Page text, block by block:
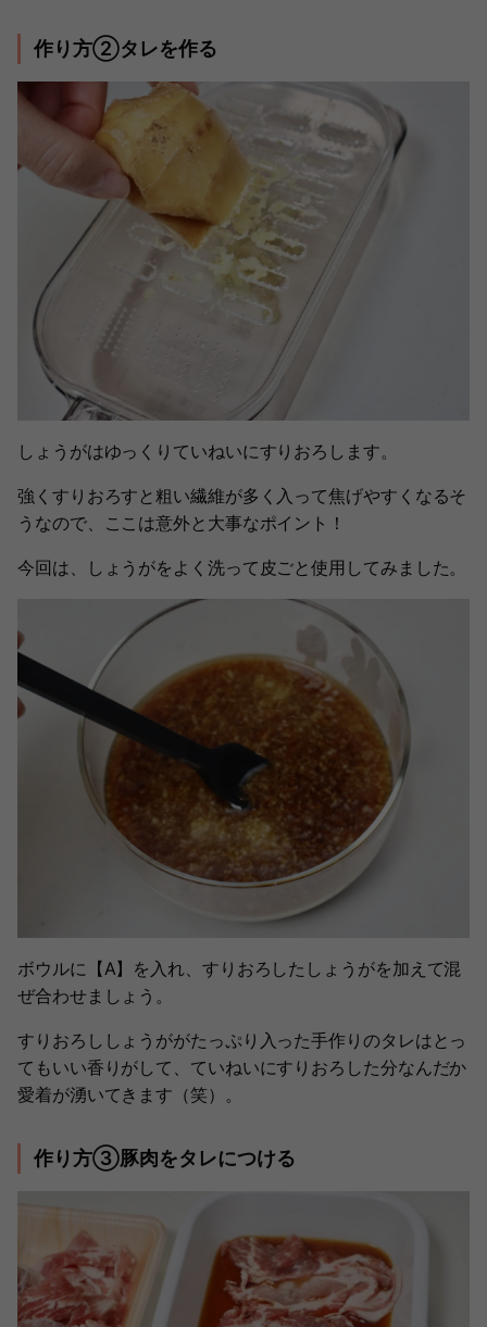
作り方②タレを作る
しょうがはゆっくりていねいにすりおろします。
強くすりおろすと粗い繊維が多く入って焦げやすくなるそ
うなので、ここは意外と大事なポイント！
今回は、しょうがをよく洗って皮ごと使用してみました。
ボウルに【A】を入れ、すりおろしたしょうがを加えて混
ぜ合わせましょう。
すりおろししょうががたっぷり入った手作りのタレはとっ
てもいい香りがして、ていねいにすりおろした分なんだか
愛着が湧いてきます（笑）。
作り方③豚肉をタレにつける